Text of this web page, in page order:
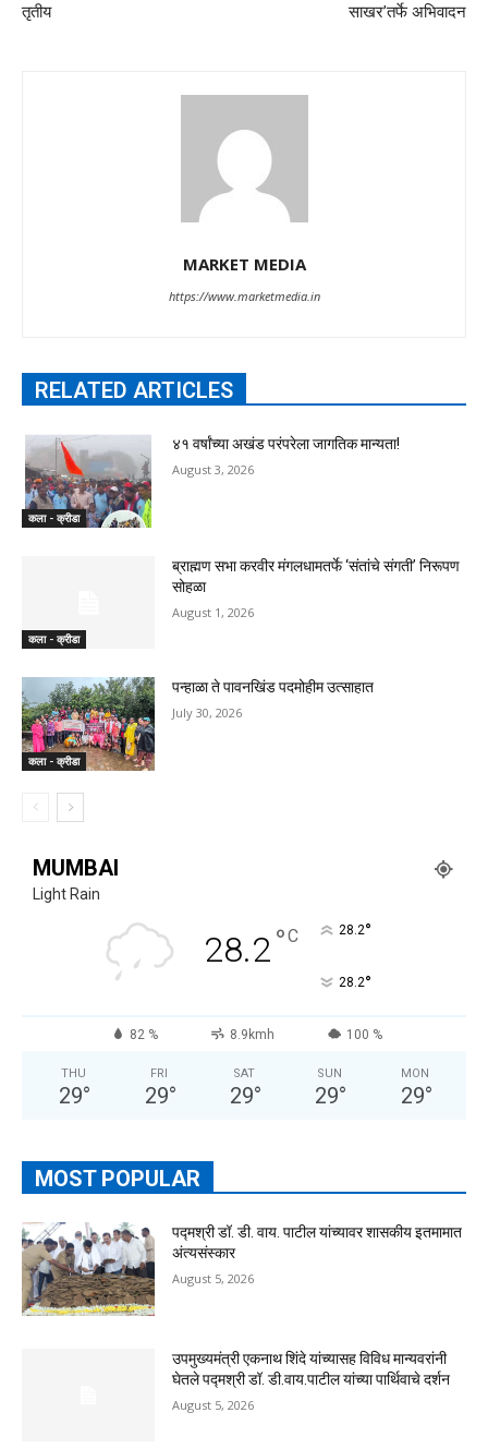
तृतीय
साखर’तर्फे अभिवादन
MARKET MEDIA
https://www.marketmedia.in
RELATED ARTICLES
कला - क्रीडा
४१ वर्षांच्या अखंड परंपरेला जागतिक मान्यता!
August 3, 2026
कला - क्रीडा
ब्राह्मण सभा करवीर मंगलधामतर्फे ‘संतांचे संगती’ निरूपण
सोहळा
August 1, 2026
कला - क्रीडा
पन्हाळा ते पावनखिंड पदमोहीम उत्साहात
July 30, 2026
MUMBAI
Light Rain
28.2°C 28.2°
28.2°
82 % 8.9kmh 100 %
THU
29°
FRI
29°
SAT
29°
SUN
29°
MON
29°
MOST POPULAR
पद्मश्री डॉ. डी. वाय. पाटील यांच्यावर शासकीय इतमामात
अंत्यसंस्कार
August 5, 2026
उपमुख्यमंत्री एकनाथ शिंदे यांच्यासह विविध मान्यवरांनी
घेतले पद्मश्री डॉ. डी.वाय.पाटील यांच्या पार्थिवाचे दर्शन
August 5, 2026